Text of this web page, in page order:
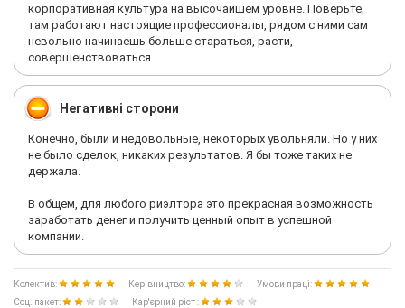
корпоративная культура на высочайшем уровне. Поверьте,
там работают настоящие профессионалы, рядом с ними сам
невольно начинаешь больше стараться, расти,
совершенствоваться.
Негативні сторони
Конечно, были и недовольные, некоторых увольняли. Но у них
не было сделок, никаких результатов. Я бы тоже таких не
держала.
В общем, для любого риэлтора это прекрасная возможность
заработать денег и получить ценный опыт в успешной
компании.
Колектив: Керівництво:
Умови праці:
Соц. пакет:
Кар'єрний ріст :